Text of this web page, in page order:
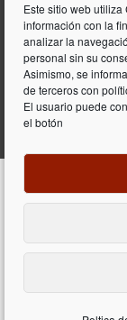
Este sitio web
información con la
analizar la
personal sin su
Asimismo, se
de terceros con
El usuario puede
el botón
Diseño y